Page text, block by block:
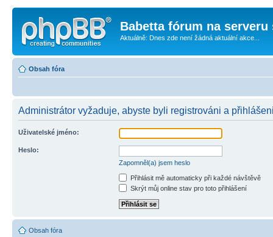
Babetta fórum na serveru
Aktuálně: Dnes zde není žádná aktuální akce...
Obsah fóra
Administrátor vyžaduje, abyste byli registrováni a
Uživatelské jméno:
Heslo:
Zapomněl(a) jsem heslo
Přihlásit mě automaticky při každé návštěvě
Skrýt můj online stav pro toto přihlášení
Obsah fóra